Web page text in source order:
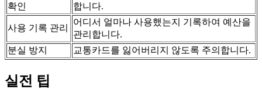
확인
합니다.
사용 기록 관리
어디서 얼마나 사용했는지 기록하여 예산을
관리합니다.
분실 방지
교통카드를 잃어버리지 않도록 주의합니다.
실전 팁